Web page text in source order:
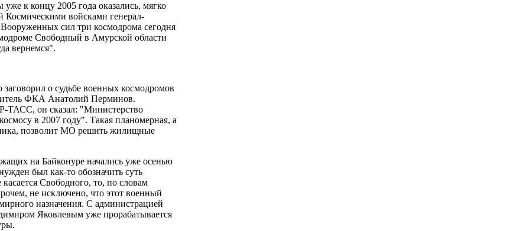
к концу 2005 года оказались, мягко
Космическими войсками генерал-
сил три космодрома сегодня
Свободный в Амурской области
вернемся".
о судьбе военных космодромов
ФКА Анатолий Перминов.
ТАСС, он сказал: "Министерство
в 2007 году". Такая планомерная, а
позволит МО решить жилищные
на Байконуре начались уже осенью
был как-то обозначить суть
Свободного, то, по словам
не исключено, что этот военный
назначения. С администрацией
Яковлевым уже прорабатывается